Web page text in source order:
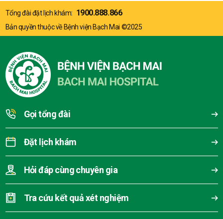
Tổng đài đặt lịch khám: 1900.888.866
Bản quyền thuộc về Bệnh viện Bạch Mai ©2025
Gọi tổng đài
Đặt lịch khám
Hỏi đáp cùng chuyên gia
Tra cứu kết quả xét nghiệm